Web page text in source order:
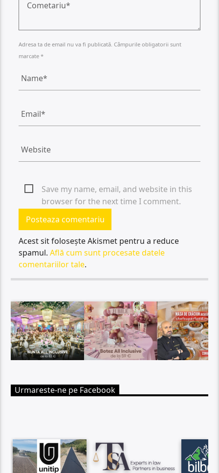
Adresa ta de email nu va fi publicată. Câmpurile obligatorii sunt
marcate *
Save my name, email, and website in this
browser for the next time I comment.
Acest sit folosește Akismet pentru a reduce
spamul.Află cum sunt procesate datele
comentariilor tale.
Urmareste-ne pe Facebook